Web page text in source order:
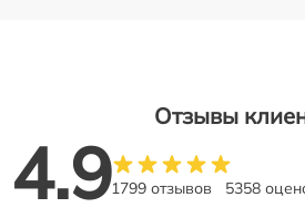
Отзывы
4.91799 отзывов 5358